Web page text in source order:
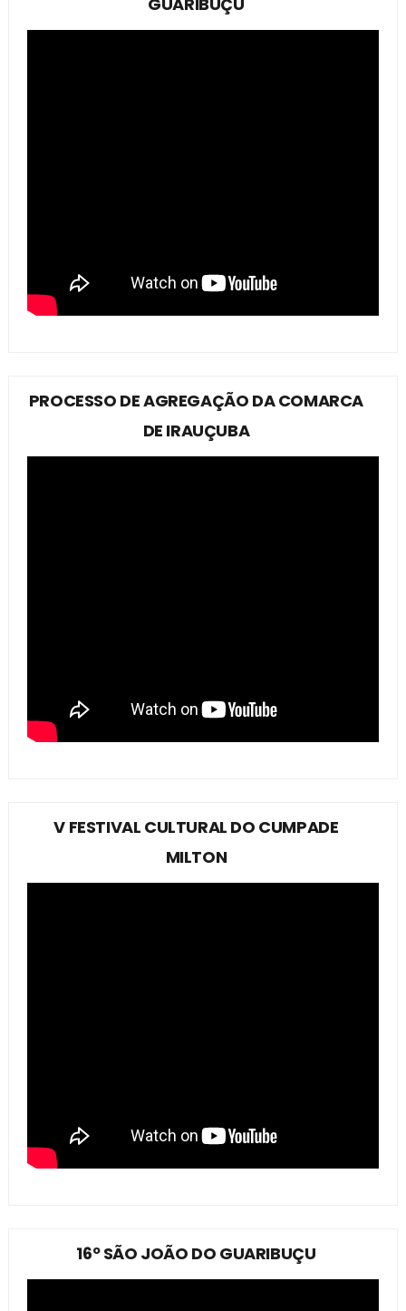
PROCESSO DE AGREGAÇÃO DA COMARCA
DE IRAUÇUBA
V FESTIVAL CULTURAL DO CUMPADE
MILTON
16º SÃO JOÃO DO GUARIBUÇU